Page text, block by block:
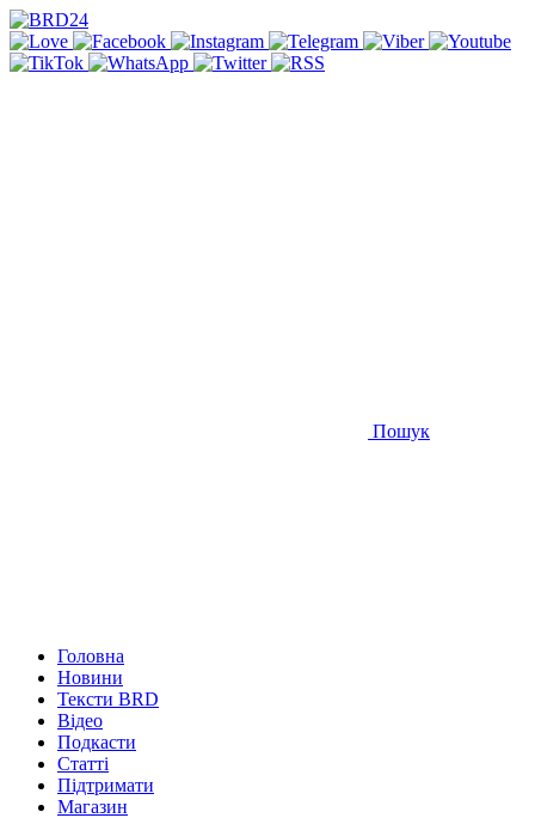
Пошук
Головна
Новини
Тексти BRD
Відео
Подкасти
Статті
Підтримати
Магазин